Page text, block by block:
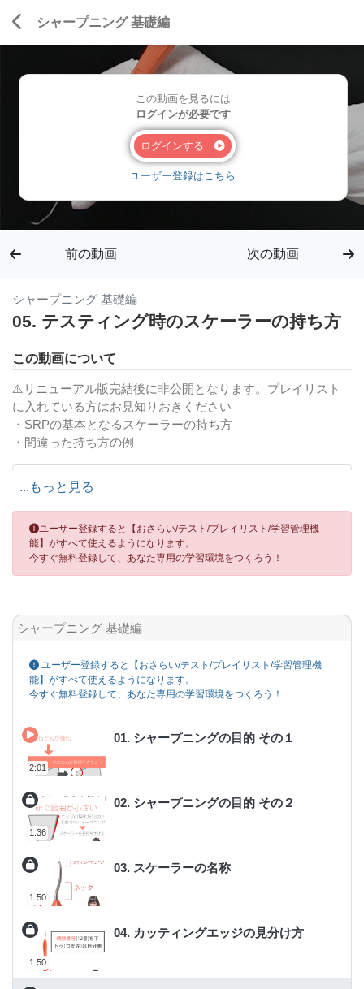
シャープニング 基礎編
この動画を見るには
ログインが必要です
ログインする
ユーザー登録はこちら
前の動画 次の動画
シャープニング 基礎編
05. テスティング時のスケーラーの持ち方
この動画について
⚠️リニューアル版完結後に非公開となります。プレイリスト
に入れている方はお見知りおきください
・SRPの基本となるスケーラーの持ち方
・間違った持ち方の例
関連動画 つぎの動画も参考にしてください
...もっと見る
ユーザー登録すると【おさらい/テスト/プレイリスト/学習管理機
能】がすべて使えるようになります。
今すぐ無料登録して、あなた専用の学習環境をつくろう！
シャープニング 基礎編
ユーザー登録すると【おさらい/テスト/プレイリスト/学習管理機
能】がすべて使えるようになります。
今すぐ無料登録して、あなた専用の学習環境をつくろう！
2:01
01. シャープニングの目的 その１
1:36
02. シャープニングの目的 その２
1:50
03. スケーラーの名称
1:50
04. カッティングエッジの見分け方